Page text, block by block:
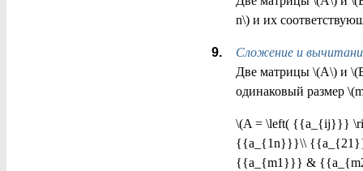
n\) и их
Сложение и
Две матрицы \(A\) и
одинаковый размер
\(A = \left( {{a_{ij}}}
{{a_{1n}}}\\
{{a_{m1}}} &